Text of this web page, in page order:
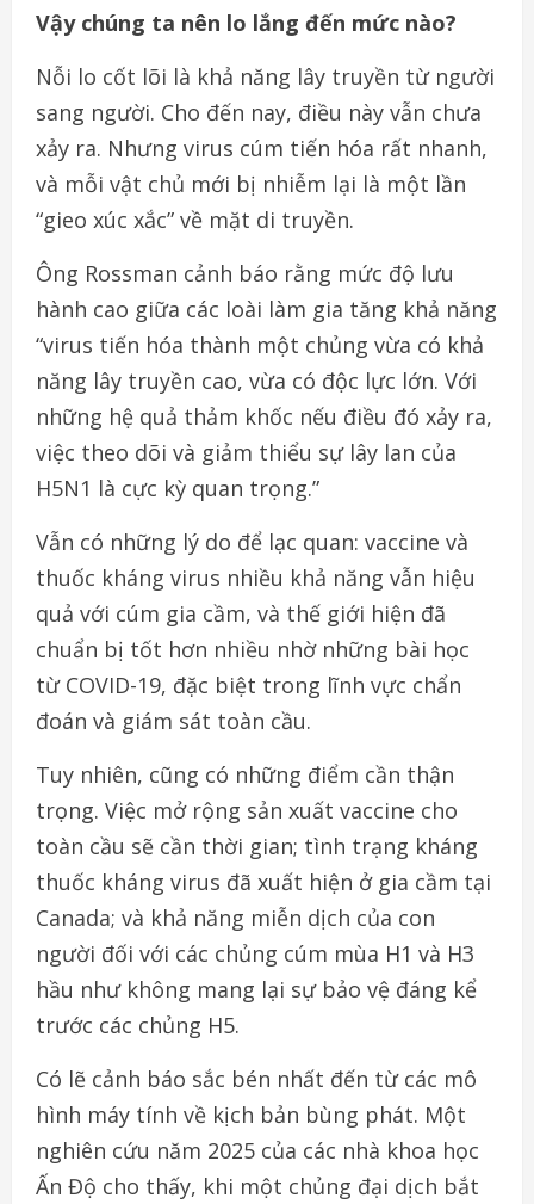
Vậy chúng ta nên lo lắng đến mức nào?
Nỗi lo cốt lõi là khả năng lây truyền từ người
sang người. Cho đến nay, điều này vẫn chưa
xảy ra. Nhưng virus cúm tiến hóa rất nhanh,
và mỗi vật chủ mới bị nhiễm lại là một lần
“gieo xúc xắc” về mặt di truyền.
Ông Rossman cảnh báo rằng mức độ lưu
hành cao giữa các loài làm gia tăng khả năng
“virus tiến hóa thành một chủng vừa có khả
năng lây truyền cao, vừa có độc lực lớn. Với
những hệ quả thảm khốc nếu điều đó xảy ra,
việc theo dõi và giảm thiểu sự lây lan của
H5N1 là cực kỳ quan trọng.”
Vẫn có những lý do để lạc quan: vaccine và
thuốc kháng virus nhiều khả năng vẫn hiệu
quả với cúm gia cầm, và thế giới hiện đã
chuẩn bị tốt hơn nhiều nhờ những bài học
từ COVID-19, đặc biệt trong lĩnh vực chẩn
đoán và giám sát toàn cầu.
Tuy nhiên, cũng có những điểm cần thận
trọng. Việc mở rộng sản xuất vaccine cho
toàn cầu sẽ cần thời gian; tình trạng kháng
thuốc kháng virus đã xuất hiện ở gia cầm tại
Canada; và khả năng miễn dịch của con
người đối với các chủng cúm mùa H1 và H3
hầu như không mang lại sự bảo vệ đáng kể
trước các chủng H5.
Có lẽ cảnh báo sắc bén nhất đến từ các mô
hình máy tính về kịch bản bùng phát. Một
nghiên cứu năm 2025 của các nhà khoa học
Ấn Độ cho thấy, khi một chủng đại dịch bắt